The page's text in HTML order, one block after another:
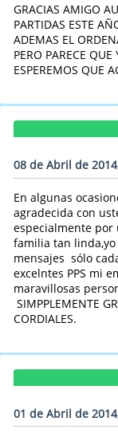
GRACIAS AMIGO
PARTIDAS ESTE
ADEMAS EL
PERO PARECE
ESPEREMOS QUE
08 de Abril de
En algunas
agradecida con
especialmente por
familia tan
mensajes sólo
excelntes PPS mi
maravillosas
SIMPPLEMENTE
CORDIALES.
01 de Abril de